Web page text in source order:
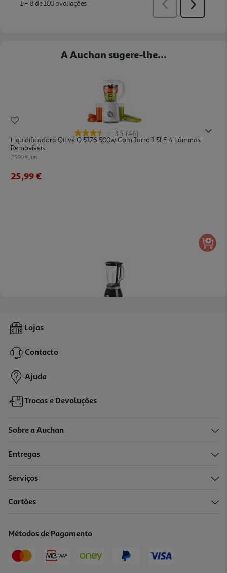
A Auchan sugere-lhe...
3.5 (46)
Liquidificadora Qilive Q.5176 500w Com Jarro 1.5l E 4 Lâminas
Removíveis
25.99 €/un
25,99 €
Liquidificadora Qilive Q.5291 1300w Com Jarro De Vidro 1.5l E 6
Lâminas
45,99 €
Lojas
Contacto
Ajuda
Trocas e Devoluções
Sobre a Auchan
Entregas
Serviços
Cartões
Métodos de Pagamento